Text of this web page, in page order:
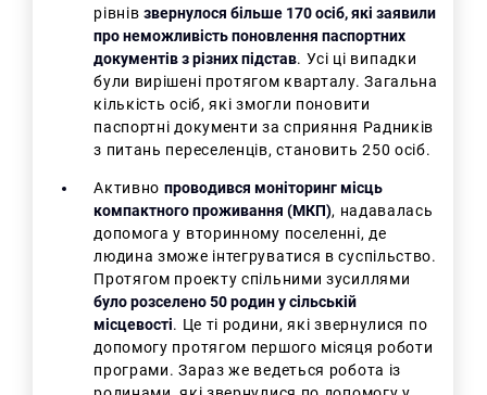
рівнівзвернулося більше 170 осіб, які заявили
про неможливість поновлення паспортних
документів з різних підстав. Усі ці випадки
були вирішені протягом кварталу. Загальна
кількість осіб, які змогли поновити
паспортні документи за сприяння Радників
з питань переселенців, становить 250 осіб.
Активно проводився моніторинг місць
компактного проживання (МКП), надавалась
допомога у вторинному поселенні, де
людина зможе інтегруватися в суспільство.
Протягом проекту спільними зусиллями
було розселено 50 родин у сільській
місцевості. Це ті родини, які звернулися по
допомогу протягом першого місяця роботи
програми. Зараз же ведеться робота із